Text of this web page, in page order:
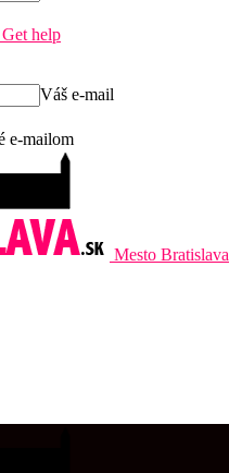
help
Váš e-mail
e-mailom
Mesto Bratislava